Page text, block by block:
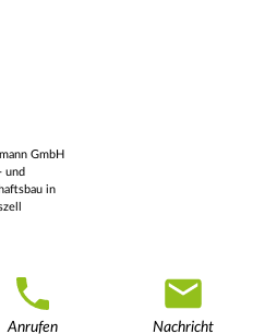
Anrufen Nachricht